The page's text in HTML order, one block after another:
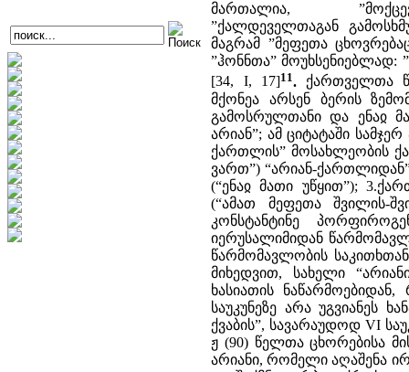
მართალია,
”ქალდეველთაგან
მაგრამ ”მეფეთა
”ჰონნთა” მოუხსენიებლად:
[34, I, 17] 11.
ქართველთა
მქონეა არსენ ბერის
გამოსრულთანი და ენაჲ
არიან”; ამ ციტატაში
ქართლის” მოსახლეობის
ვართ”) “არიან-
(“ენაჲ მათი უწყით”);
(“ამათ მეფეთა შვილის-
კონსტანტინე
იერუსალიმიდან
წარმომავლობის
მიხედვით, სახელი
ხასიათის
საუკუნეზე არა უგვიანეს
ქვაბის”, სავარაუდოდ VI
ჟ (90) წელთა ცხორებისა
არიანი, რომელი აღაშენა